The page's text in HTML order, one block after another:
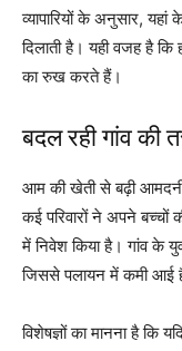
व्यापारियों के अनुसार,
दिलाती है। यही वजह है कि
का रुख करते हैं।
बदल रही गांव की
आम की खेती से बढ़ी आमदनी
कई परिवारों ने अपने
में निवेश किया है। गांव के
जिससे पलायन में कमी आई
विशेषज्ञों का मानना है कि